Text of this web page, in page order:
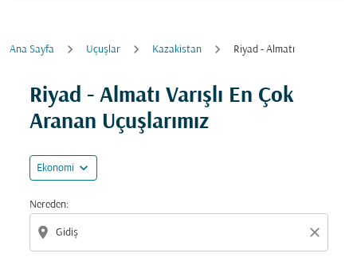
Ana Sayfa Uçuşlar Kazakistan Riyad - Almatı
Riyad - Almatı Varışlı En Çok
Aranan Uçuşlarımız
Ekonomi expand_more
Nereden:
location_on close
Fırsatları bulmak için rotanızı güncellemeyi deneyin